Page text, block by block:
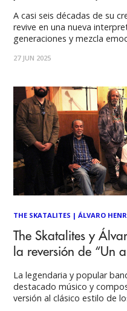
A casi seis décadas de su
revive en una nueva
generaciones y mezcla
inédita con Álvaro
27 JUN 2025
THE SKATALITES |ÁLVARO
The Skatalites y
la reversión de “Un
La legendaria y popular
destacado músico y
versión al clásico estilo de